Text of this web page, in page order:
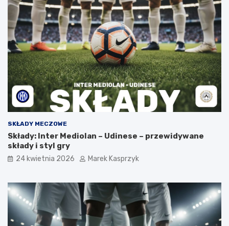
SKŁADY MECZOWE
Składy: Inter Mediolan – Udinese – przewidywane
składy i styl gry
24 kwietnia 2026 Marek Kasprzyk